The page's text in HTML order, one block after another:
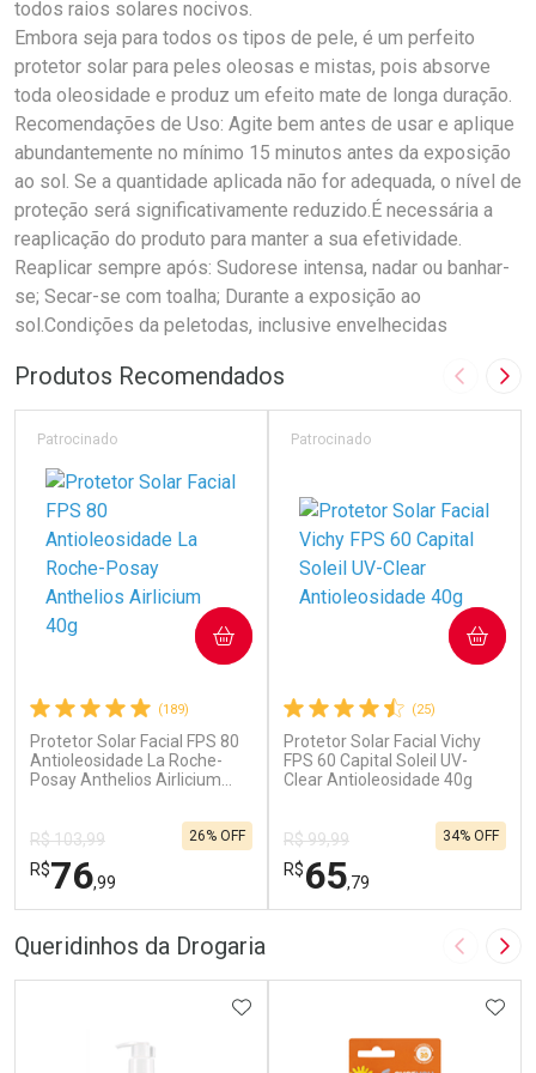
todos raios solares nocivos.
Embora seja para todos os tipos de pele, é um perfeito
protetor solar para peles oleosas e mistas, pois absorve
toda oleosidade e produz um efeito mate de longa duração.
Recomendações de Uso: Agite bem antes de usar e aplique
abundantemente no mínimo 15 minutos antes da exposição
ao sol. Se a quantidade aplicada não for adequada, o nível de
proteção será significativamente reduzido.É necessária a
reaplicação do produto para manter a sua efetividade.
Reaplicar sempre após: Sudorese intensa, nadar ou banhar-
se; Secar-se com toalha; Durante a exposição ao
sol.Condições da peletodas, inclusive envelhecidas
Produtos Recomendados Imagem
(189)
Protetor Solar Facial FPS 80
Antioleosidade La Roche-
Posay Anthelios Airlicium
Patrocinado
R$ 103,99
R$76,99
26% OFF
COMPRAR
(25)
Protetor Solar Facial Vichy
FPS 60 Capital Soleil UV-
Clear Antioleosidade 40g
Patrocinado
R$ 99,99
R$65,79
34% OFF
COMPRAR
Queridinhos da Drogaria Imagem
ADICIONAR AOS FAVORITOS